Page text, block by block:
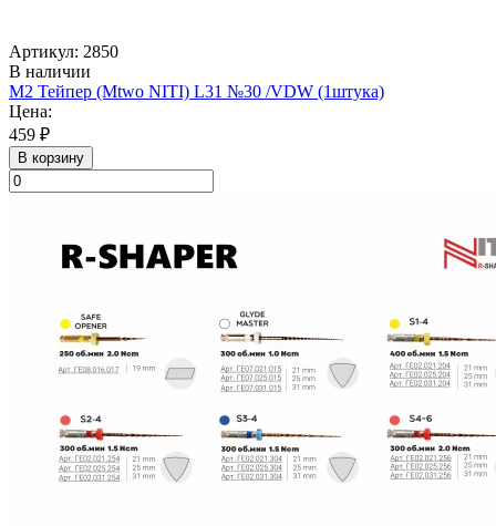
Артикул: 2850
В наличии
М2 Тейпер (Mtwo NITI) L31 №30 /VDW (1штука)
Цена:
459 ₽
В корзину